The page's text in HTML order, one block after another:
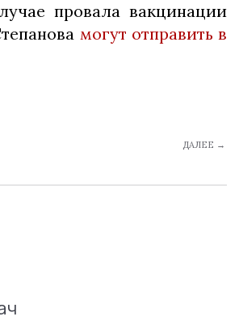
провала вакцинации
могут отправить в
ДАЛЕЕ →